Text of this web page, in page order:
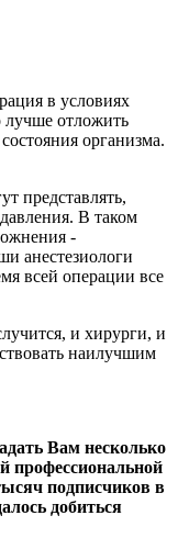
в условиях
лучше отложить
организма.
представлять,
В таком
-
анестезиологи
всей операции все
и хирурги, и
наилучшим
Вам несколько
профессиональной
подписчиков в
добиться